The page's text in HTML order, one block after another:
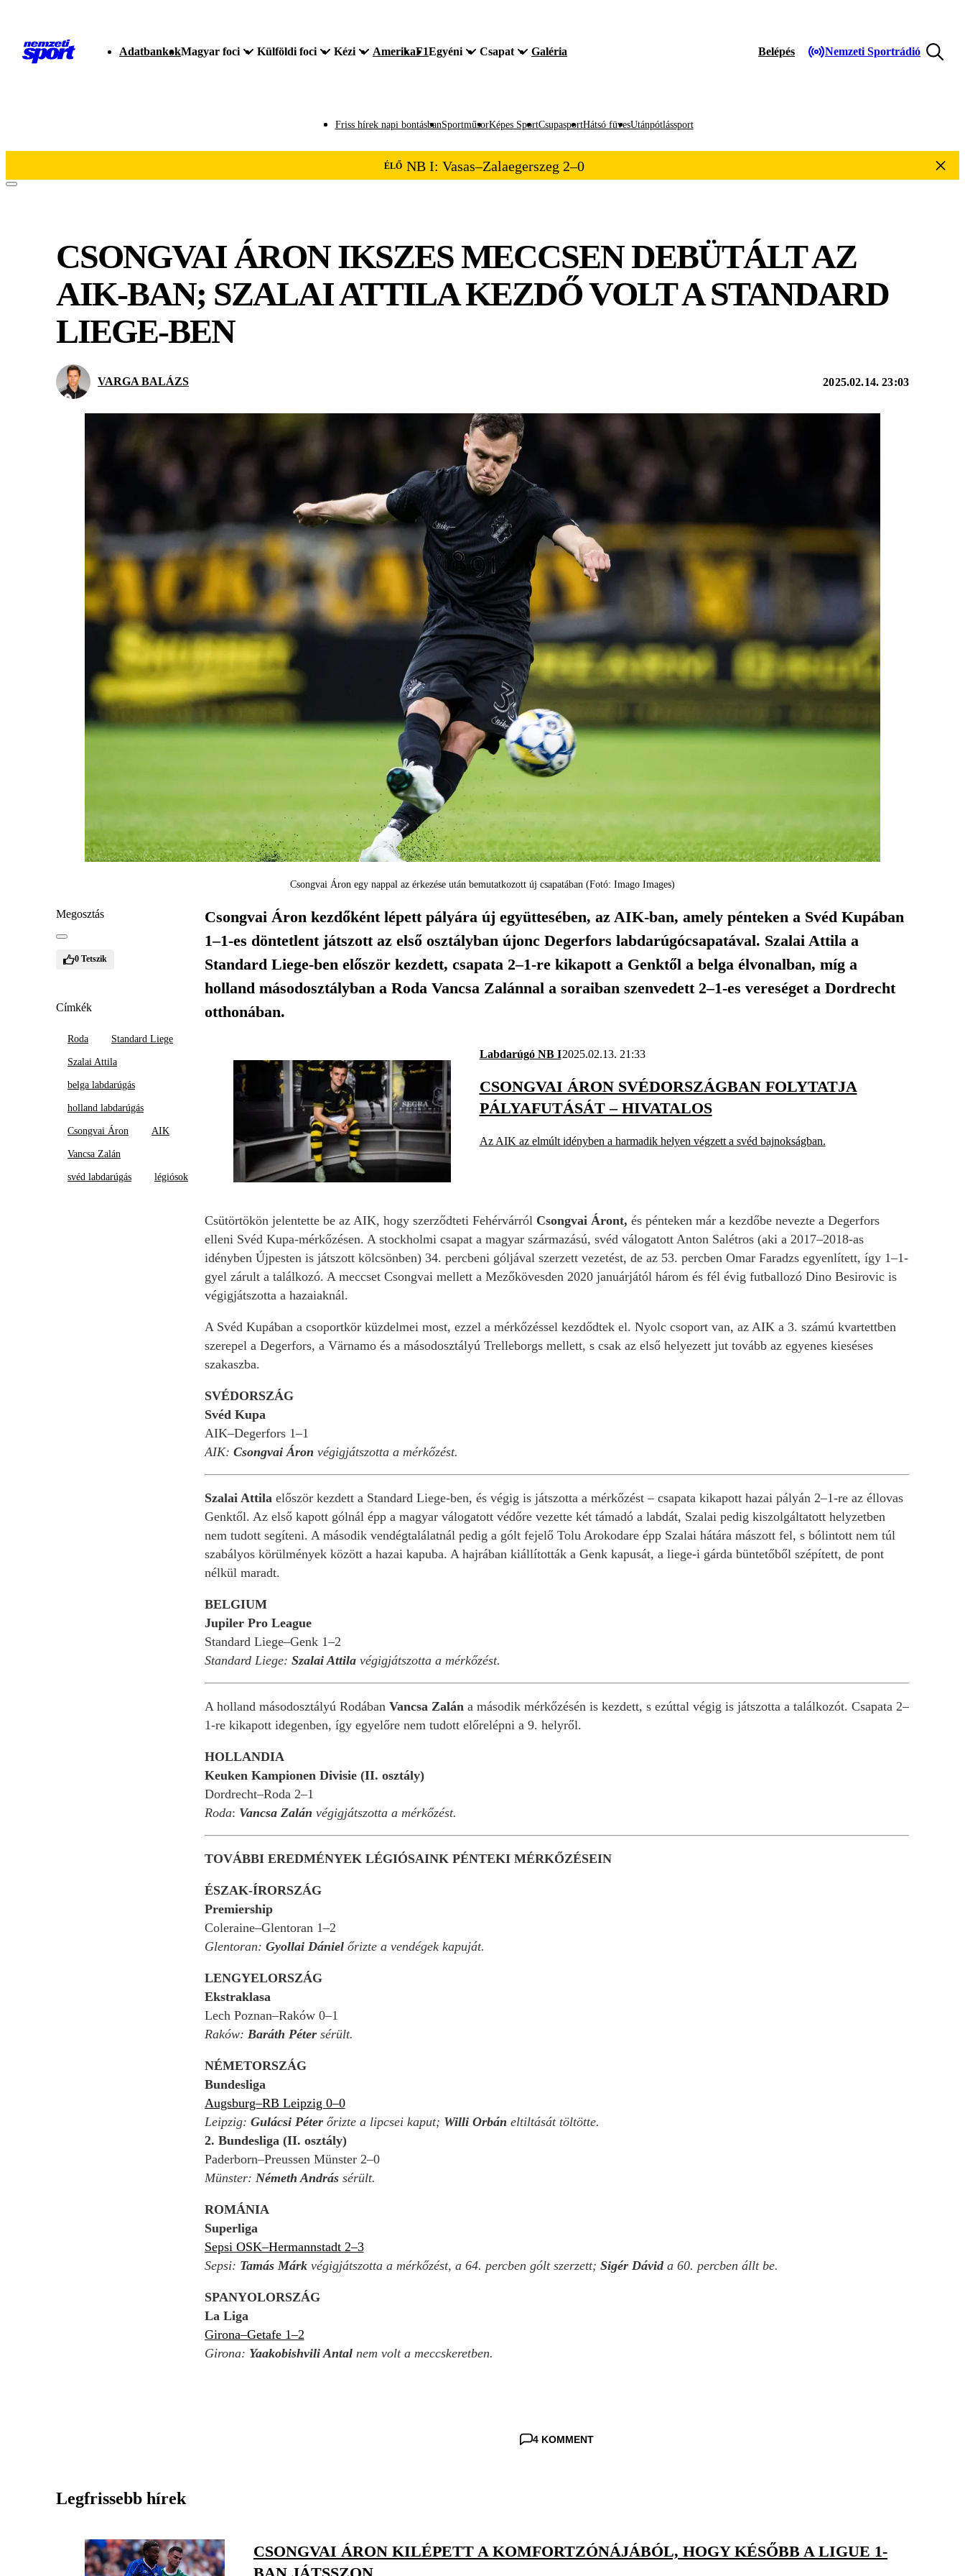
AdatbankokMagyar foci Külföldi foci Kézi AmerikaF1Egyéni Csapat Galéria Belépés Nemzeti Sportrádió
Friss hírek napi bontásbanSportműsorKépes SportCsupasportHátsó füvesUtánpótlássport
ÉLŐ NB I: Vasas–Zalaegerszeg 2–0
CSONGVAI ÁRON IKSZES MECCSEN DEBÜTÁLT AZ
AIK-BAN; SZALAI ATTILA KEZDŐ VOLT A STANDARD
LIEGE-BEN
VARGA BALÁZS 2025.02.14. 23:03
Csongvai Áron egy nappal az érkezése után bemutatkozott új csapatában (Fotó: Imago Images)
Megosztás
0 Tetszik
Címkék
Roda Standard Liege
Szalai Attila
belga labdarúgás
holland labdarúgás
Csongvai Áron AIK
Vancsa Zalán
svéd labdarúgás légiósok
Csongvai Áron kezdőként lépett pályára új együttesében, az AIK-ban, amely pénteken a Svéd Kupában
1–1-es döntetlent játszott az első osztályban újonc Degerfors labdarúgócsapatával. Szalai Attila a
Standard Liege-ben először kezdett, csapata 2–1-re kikapott a Genktől a belga élvonalban, míg a
holland másodosztályban a Roda Vancsa Zalánnal a soraiban szenvedett 2–1-es vereséget a Dordrecht
otthonában.
Labdarúgó NB I2025.02.13. 21:33
CSONGVAI ÁRON SVÉDORSZÁGBAN FOLYTATJA
PÁLYAFUTÁSÁT – HIVATALOS
Az AIK az elmúlt idényben a harmadik helyen végzett a svéd bajnokságban.
Csütörtökön jelentette be az AIK, hogy szerződteti Fehérvárról Csongvai Áront, és pénteken már a kezdőbe nevezte a Degerfors
elleni Svéd Kupa-mérkőzésen. A stockholmi csapat a magyar származású, svéd válogatott Anton Salétros (aki a 2017–2018-as
idényben Újpesten is játszott kölcsönben) 34. percbeni góljával szerzett vezetést, de az 53. percben Omar Faradzs egyenlített, így 1–1-
gyel zárult a találkozó. A meccset Csongvai mellett a Mezőkövesden 2020 januárjától három és fél évig futballozó Dino Besirovic is
végigjátszotta a hazaiaknál.
A Svéd Kupában a csoportkör küzdelmei most, ezzel a mérkőzéssel kezdődtek el. Nyolc csoport van, az AIK a 3. számú kvartettben
szerepel a Degerfors, a Värnamo és a másodosztályú Trelleborgs mellett, s csak az első helyezett jut tovább az egyenes kieséses
szakaszba.
SVÉDORSZÁG
Svéd Kupa
AIK–Degerfors 1–1
AIK: Csongvai Áron végigjátszotta a mérkőzést.
Szalai Attila először kezdett a Standard Liege-ben, és végig is játszotta a mérkőzést – csapata kikapott hazai pályán 2–1-re az éllovas
Genktől. Az első kapott gólnál épp a magyar válogatott védőre vezette két támadó a labdát, Szalai pedig kiszolgáltatott helyzetben
nem tudott segíteni. A második vendégtalálatnál pedig a gólt fejelő Tolu Arokodare épp Szalai hátára mászott fel, s bólintott nem túl
szabályos körülmények között a hazai kapuba. A hajrában kiállították a Genk kapusát, a liege-i gárda büntetőből szépített, de pont
nélkül maradt.
BELGIUM
Jupiler Pro League
Standard Liege–Genk 1–2
Standard Liege: Szalai Attilavégigjátszotta a mérkőzést.
A holland másodosztályú Rodában Vancsa Zalán a második mérkőzésén is kezdett, s ezúttal végig is játszotta a találkozót. Csapata 2–
1-re kikapott idegenben, így egyelőre nem tudott előrelépni a 9. helyről.
HOLLANDIA
Keuken Kampionen Divisie (II. osztály)
Dordrecht–Roda 2–1
Roda: Vancsa Zalán végigjátszotta a mérkőzést.
TOVÁBBI EREDMÉNYEK LÉGIÓSAINK PÉNTEKI MÉRKŐZÉSEIN
ÉSZAK-ÍRORSZÁG
Premiership
Coleraine–Glentoran 1–2
Glentoran: Gyollai Dániel őrizte a vendégek kapuját.
LENGYELORSZÁG
Ekstraklasa
Lech Poznan–Raków 0–1
Raków: Baráth Pétersérült.
NÉMETORSZÁG
Bundesliga
Augsburg–RB Leipzig 0–0
Leipzig: Gulácsi Péterőrizte a lipcsei kaput; Willi Orbán eltiltását töltötte.
2. Bundesliga (II. osztály)
Paderborn–Preussen Münster 2–0
Münster: Németh András sérült.
ROMÁNIA
Superliga
Sepsi OSK–Hermannstadt 2–3
Sepsi: Tamás Márk végigjátszotta a mérkőzést, a 64. percben gólt szerzett; Sigér Dávid a 60. percben állt be.
SPANYOLORSZÁG
La Liga
Girona–Getafe 1–2
Girona: Yaakobishvili Antal nem volt a meccskeretben.
4 KOMMENT
Legfrissebb hírek
CSONGVAI ÁRON KILÉPETT A KOMFORTZÓNÁJÁBÓL, HOGY KÉSŐBB A LIGUE 1-